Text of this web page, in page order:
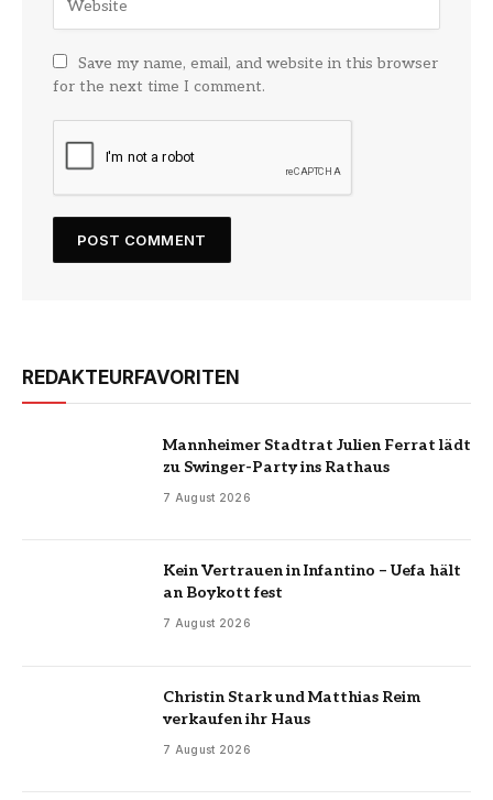
Save my name, email, and website in this browser
for the next time I comment.
REDAKTEURFAVORITEN
Mannheimer Stadtrat Julien Ferrat lädt
zu Swinger-Party ins Rathaus
7 August 2026
Kein Vertrauen in Infantino – Uefa hält
an Boykott fest
7 August 2026
Christin Stark und Matthias Reim
verkaufen ihr Haus
7 August 2026